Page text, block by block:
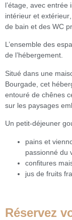
l’étage , avec entrée
intérieur et extérieur
de bain et des WC
L’ensemble des
de l’hébergement.
Situé dans une
Bourgade , cet
entouré de chênes
sur les paysages
Un petit-déjeuner
pains et
passionné du
confitures
jus de fruits
Réservez